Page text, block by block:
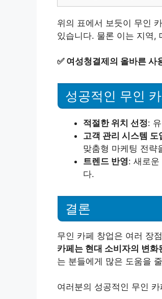
위의 표에서 보듯이 무인
있습니다. 물론 이는 지역,
✅ 여성청결제의 올바른 사
성공적인 무인
적절한 위치 선정:
고객 관리 시스템 도
맞춤형 마케팅 전략
트렌드 반영: 새로운
다.
결론
무인 카페 창업은 여러 장
카페는 현대 소비자의 변
는 분들에게 많은 도움을
여러분의 성공적인 무인